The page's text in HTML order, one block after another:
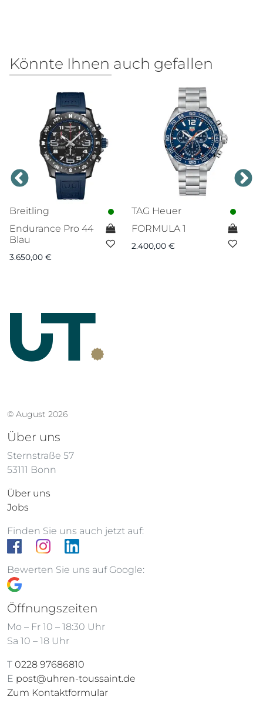
Könnte Ihnen auch gefallen
Breitling
Endurance Pro 44
Blau
3.650,00 €
TAG Heuer
FORMULA 1
2.400,00 €
© August 2026
Über uns
Sternstraße 57
53111 Bonn
Über uns
Jobs
Finden Sie uns auch jetzt auf:
Bewerten Sie uns auf Google:
Öffnungszeiten
Mo – Fr 10 – 18:30 Uhr
Sa 10 – 18 Uhr
T 0228 97686810
E post@uhren-toussaint.de
Zum Kontaktformular